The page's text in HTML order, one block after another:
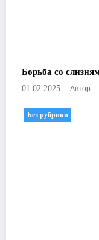
Борьба со
01.02.2025 Автор
Без рубрики